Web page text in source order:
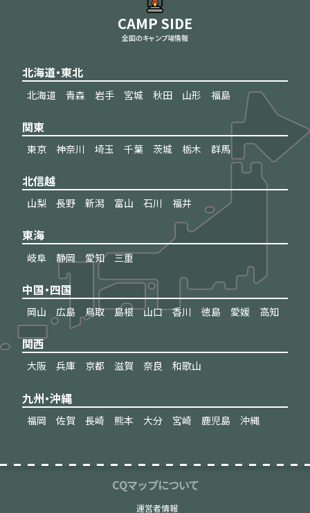
CAMP SIDE
全国のキャンプ場情報
北海道・東北
北海道 青森 岩手 宮城 秋田 山形 福島
関東
東京 神奈川 埼玉 千葉 茨城 栃木 群馬
北信越
山梨 長野 新潟 富山 石川 福井
東海
岐阜 静岡 愛知 三重
中国・四国
岡山 広島 鳥取 島根 山口 香川 徳島 愛媛 高知
関西
大阪 兵庫 京都 滋賀 奈良 和歌山
九州・沖縄
福岡 佐賀 長崎 熊本 大分 宮崎 鹿児島 沖縄
CQマップについて
運営者情報